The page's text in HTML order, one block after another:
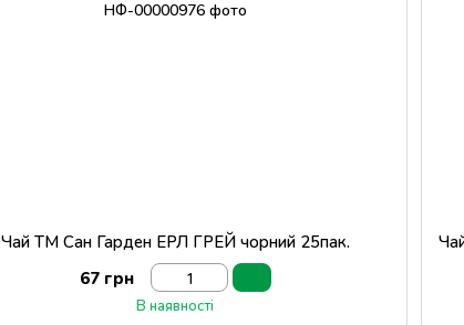
Чай ТМ Сан Гарден ЕРЛ ГРЕЙ чорний 25пак.
67 грн
В наявності